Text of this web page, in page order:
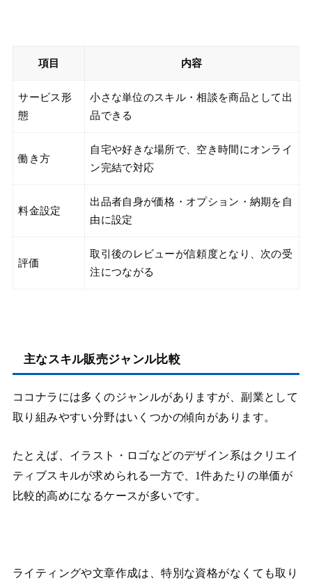
項目 内容
サービス形
態
小さな単位のスキル・相談を商品として出
品できる
働き方
自宅や好きな場所で、空き時間にオンライ
ン完結で対応
料金設定
出品者自身が価格・オプション・納期を自
由に設定
評価
取引後のレビューが信頼度となり、次の受
注につながる
主なスキル販売ジャンル比較
ココナラには多くのジャンルがありますが、副業として
取り組みやすい分野はいくつかの傾向があります。
たとえば、イラスト・ロゴなどのデザイン系はクリエイ
ティブスキルが求められる一方で、1件あたりの単価が
比較的高めになるケースが多いです。
ライティングや文章作成は、特別な資格がなくても取り